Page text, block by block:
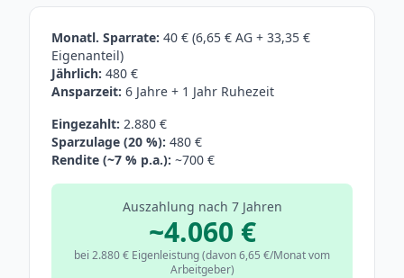
Monatl. Sparrate: 40 € (6,65 € AG + 33,35 €
Eigenanteil)
Jährlich: 480 €
Ansparzeit: 6 Jahre + 1 Jahr Ruhezeit
Eingezahlt: 2.880 €
Sparzulage (20 %): 480 €
Rendite (~7 % p.a.): ~700 €
Auszahlung nach 7 Jahren
~4.060 €
bei 2.880 € Eigenleistung (davon 6,65 €/Monat vom
Arbeitgeber)